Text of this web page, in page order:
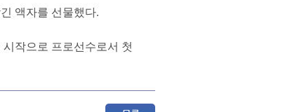
액자를 선물했다.
작으로 프로선수로서 첫